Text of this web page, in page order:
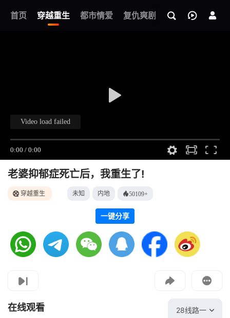
首页 穿越重生 都市情爱 复仇爽剧 玄幻武侠 奇幻
我的观影记录
老婆抑郁症死亡后，我重生了!
穿越重生 未知 内地 50109+
一键分享
视频报错
如果是遇到无法播放请提交反馈
教程：把手机影片投到电视上播放
在线观看 28线路一